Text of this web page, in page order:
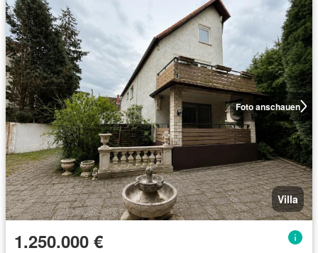
Foto anschauen
Villa
1.250.000 €